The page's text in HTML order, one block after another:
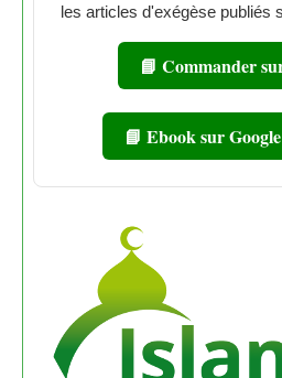
les articles d'exégèse publiés
📘 Commander
📘 Ebook sur